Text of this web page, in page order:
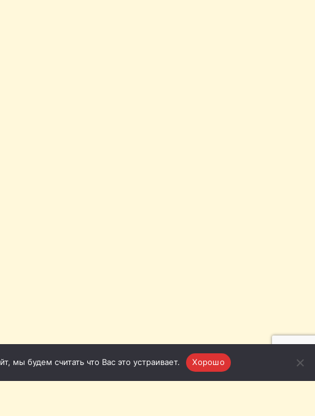
мы будем считать что Вас это устраивает. Хорошо